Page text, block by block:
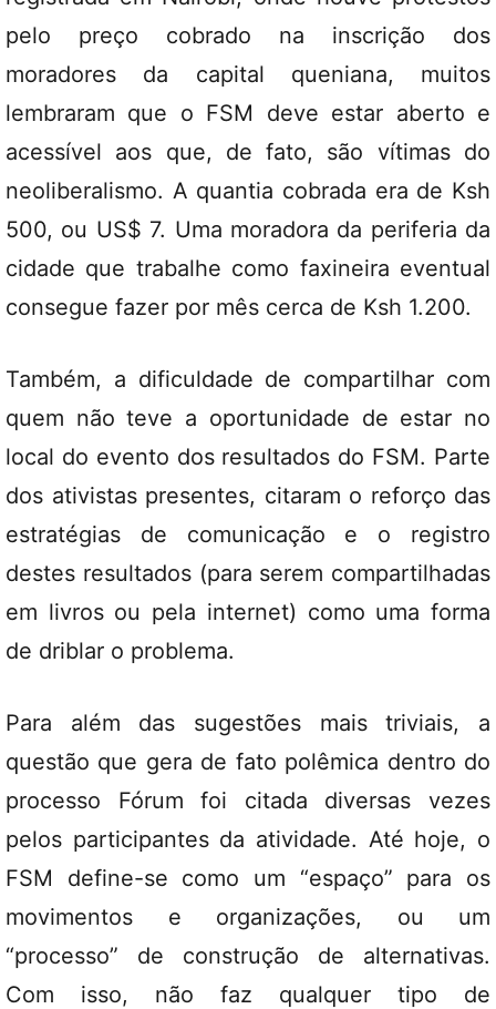
pelo preço cobrado na inscrição dos
moradores da capital queniana, muitos
lembraram que o FSM deve estar aberto e
acessível aos que, de fato, são vítimas do
neoliberalismo. A quantia cobrada era de Ksh
500, ou US$ 7. Uma moradora da periferia da
cidade que trabalhe como faxineira eventual
consegue fazer por mês cerca de Ksh 1.200.
Também, a dificuldade de compartilhar com
quem não teve a oportunidade de estar no
local do evento dos resultados do FSM. Parte
dos ativistas presentes, citaram o reforço das
estratégias de comunicação e o registro
destes resultados (para serem compartilhadas
em livros ou pela internet) como uma forma
de driblar o problema.
Para além das sugestões mais triviais, a
questão que gera de fato polêmica dentro do
processo Fórum foi citada diversas vezes
pelos participantes da atividade. Até hoje, o
FSM define-se como um “espaço” para os
movimentos e organizações, ou um
“processo” de construção de alternativas.
Com isso, não faz qualquer tipo de